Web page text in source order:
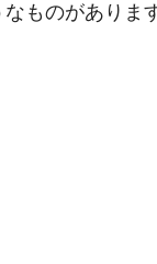
ものがありま